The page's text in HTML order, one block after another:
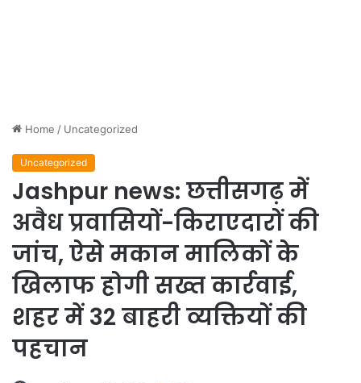
Home / Uncategorized
Uncategorized
Jashpur news: छत्तीसगढ़ में
अवैध प्रवासियों-किराएदारों की
जांच, ऐसे मकान मालिकों के
खिलाफ होगी सख्त कार्रवाई,
शहर में 32 बाहरी व्यक्तियों की
पहचान